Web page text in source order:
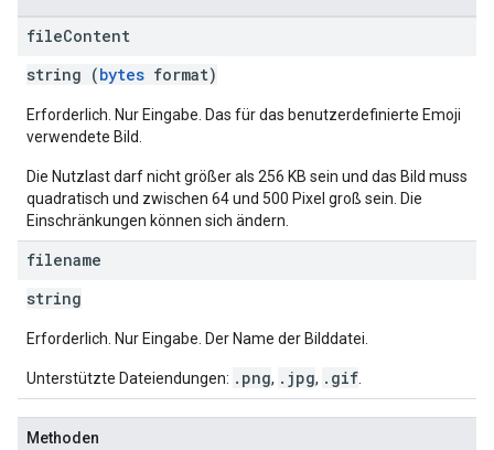
fileContent
string (bytes format)
Erforderlich. Nur Eingabe. Das für das benutzerdefinierte Emoji
verwendete Bild.
Die Nutzlast darf nicht größer als 256 KB sein und das Bild muss
quadratisch und zwischen 64 und 500 Pixel groß sein. Die
Einschränkungen können sich ändern.
filename
string
Erforderlich. Nur Eingabe. Der Name der Bilddatei.
Unterstützte Dateiendungen: .png, .jpg, .gif
Methoden